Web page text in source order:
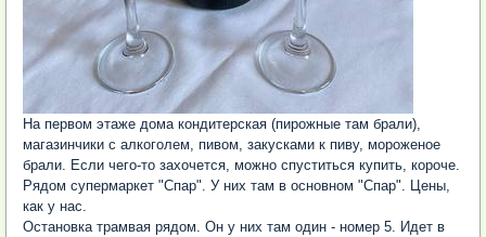
На первом этаже дома кондитерская (пирожные там брали),
магазинчики с алкоголем, пивом, закусками к пиву, мороженое
брали. Если чего-то захочется, можно спуститься купить, короче.
Рядом супермаркет "Спар". У них там в основном "Спар". Цены,
как у нас.
Остановка трамвая рядом. Он у них там один - номер 5. Идет в